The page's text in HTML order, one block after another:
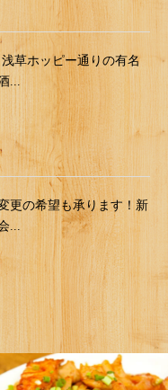
草ホッピー通りの有名
...
更の希望も承ります！新
...